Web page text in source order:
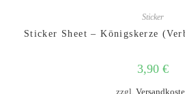
Sticker
Sticker Sheet – Königskerze
3,90 €